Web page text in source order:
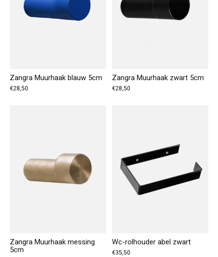
Zangra Muurhaak blauw 5cm
€28,50
Zangra Muurhaak zwart 5cm
€28,50
Zangra Muurhaak messing
5cm
Wc-rolhouder abel zwart
€35,50